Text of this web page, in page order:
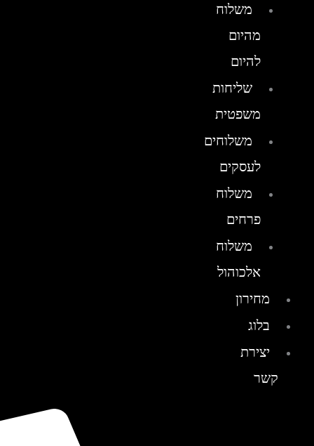
משלוח
מהיום
להיום
שליחות
משפטית
משלוחים
לעסקים
משלוח
פרחים
משלוח
אלכוהול
מחירון
בלוג
יצירת